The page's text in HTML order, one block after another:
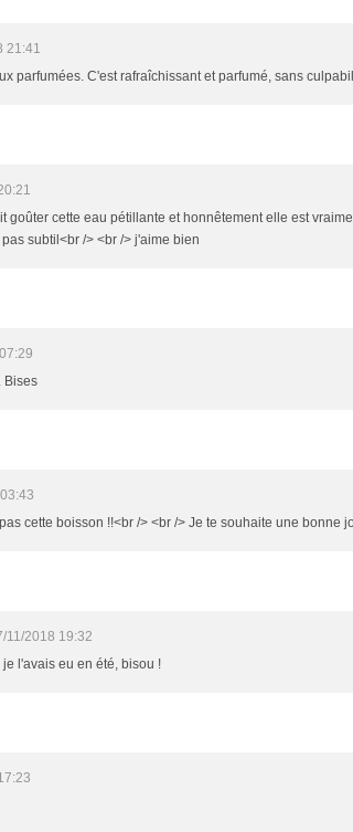
21:41
parfumées. C'est rafraîchissant et parfumé, sans
goûter cette eau pétillante et honnêtement elle est
subtil<br /> <br /> j'aime bien
Bises
cette boisson !!<br /> <br /> Je te souhaite une bonne
11/2018 19:32
l'avais eu en été, bisou !